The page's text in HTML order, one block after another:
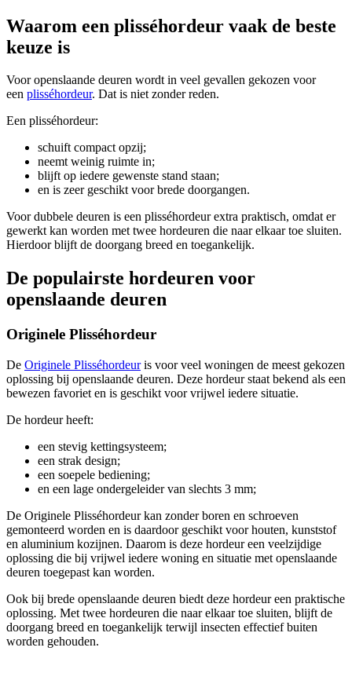
Waarom een plisséhordeur vaak de beste
keuze is
Voor openslaande deuren wordt in veel gevallen gekozen voor
een plisséhordeur. Dat is niet zonder reden.
Een plisséhordeur:
schuift compact opzij;
neemt weinig ruimte in;
blijft op iedere gewenste stand staan;
en is zeer geschikt voor brede doorgangen.
Voor dubbele deuren is een plisséhordeur extra praktisch, omdat er
gewerkt kan worden met twee hordeuren die naar elkaar toe sluiten.
Hierdoor blijft de doorgang breed en toegankelijk.
De populairste hordeuren voor
openslaande deuren
Originele Plisséhordeur
De Originele Plisséhordeuris voor veel woningen de meest gekozen
oplossing bij openslaande deuren. Deze hordeur staat bekend als een
bewezen favoriet en is geschikt voor vrijwel iedere situatie.
De hordeur heeft:
een stevig kettingsysteem;
een strak design;
een soepele bediening;
en een lage ondergeleider van slechts 3 mm;
De Originele Plisséhordeur kan zonder boren en schroeven
gemonteerd worden en is daardoor geschikt voor houten, kunststof
en aluminium kozijnen. Daarom is deze hordeur een veelzijdige
oplossing die bij vrijwel iedere woning en situatie met openslaande
deuren toegepast kan worden.
Ook bij brede openslaande deuren biedt deze hordeur een praktische
oplossing. Met twee hordeuren die naar elkaar toe sluiten, blijft de
doorgang breed en toegankelijk terwijl insecten effectief buiten
worden gehouden.